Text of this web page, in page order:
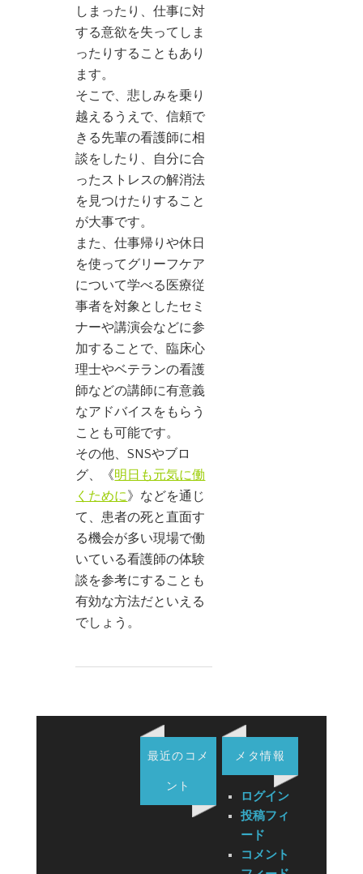
しまったり、仕事に対
する意欲を失ってしま
ったりすることもあり
ます。
そこで、悲しみを乗り
越えるうえで、信頼で
きる先輩の看護師に相
談をしたり、自分に合
ったストレスの解消法
を見つけたりすること
が大事です。
また、仕事帰りや休日
を使ってグリーフケア
について学べる医療従
事者を対象としたセミ
ナーや講演会などに参
加することで、臨床心
理士やベテランの看護
師などの講師に有意義
なアドバイスをもらう
ことも可能です。
その他、SNSやブロ
グ、《明日も元気に働
くために》などを通じ
て、患者の死と直面す
る機会が多い現場で働
いている看護師の体験
談を参考にすることも
有効な方法だといえる
でしょう。
最近のコメ
ント
メタ情報
ログイン
投稿フィ
ード
コメント